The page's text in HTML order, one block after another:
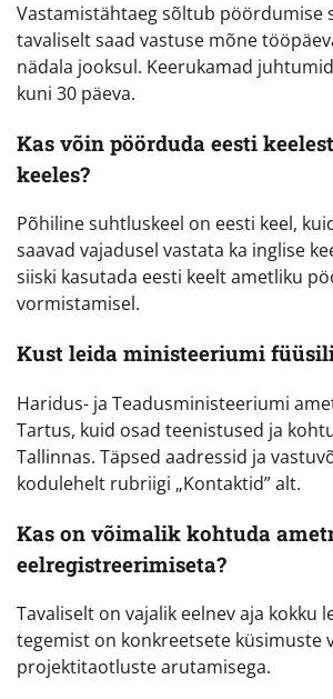
Vastamistähtaeg sõltub pöördumise
tavaliselt saad vastuse mõne
nädala jooksul. Keerukamad
kuni 30 päeva.
Kas võin pöörduda eesti
keeles?
Põhiline suhtluskeel on eesti keel,
saavad vajadusel vastata ka inglise
siiski kasutada eesti keelt ametliku
vormistamisel.
Kust leida ministeeriumi
Haridus- ja Teadusministeeriumi
Tartus, kuid osad teenistused ja
Tallinnas. Täpsed aadressid ja
kodulehelt rubriigi „Kontaktid” alt.
Kas on võimalik kohtuda
eelregistreerimiseta?
Tavaliselt on vajalik eelnev aja kokku
tegemist on konkreetsete küsimuste
projektitaotluste arutamisega.